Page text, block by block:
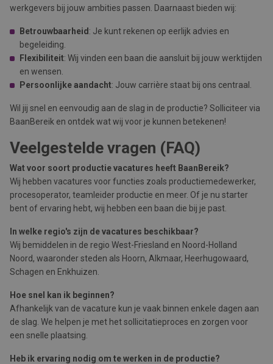
werkgevers bij jouw ambities passen. Daarnaast bieden wij:
Betrouwbaarheid : Je kunt rekenen op eerlijk advies en
begeleiding.
Flexibiliteit: Wij vinden een baan die aansluit bij jouw werktijden
en wensen.
Persoonlijke aandacht: Jouw carrière staat bij ons centraal.
Wil jij snel en eenvoudig aan de slag in de productie? Solliciteer via
BaanBereik en ontdek wat wij voor je kunnen betekenen!
Veelgestelde vragen (FAQ)
Wat voor soort productie vacatures heeft BaanBereik?
Wij hebben vacatures voor functies zoals productiemedewerker,
procesoperator, teamleider productie en meer. Of je nu starter
bent of ervaring hebt, wij hebben een baan die bij je past.
In welke regio's zijn de vacatures beschikbaar?
Wij bemiddelen in de regio West-Friesland en Noord-Holland
Noord, waaronder steden als Hoorn, Alkmaar, Heerhugowaard,
Schagen en Enkhuizen.
Hoe snel kan ik beginnen?
Afhankelijk van de vacature kun je vaak binnen enkele dagen aan
de slag. We helpen je met het sollicitatieproces en zorgen voor
een snelle plaatsing.
Heb ik ervaring nodig om te werken in de productie?